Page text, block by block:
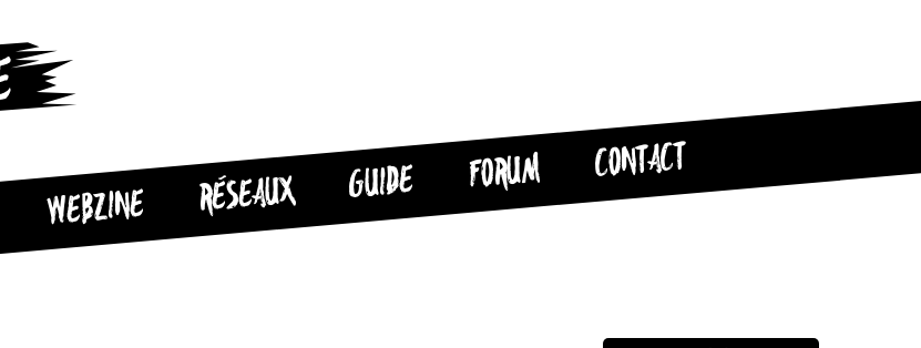
WEBZINE RÉSEAUX GUIDE FORUM CONTACT